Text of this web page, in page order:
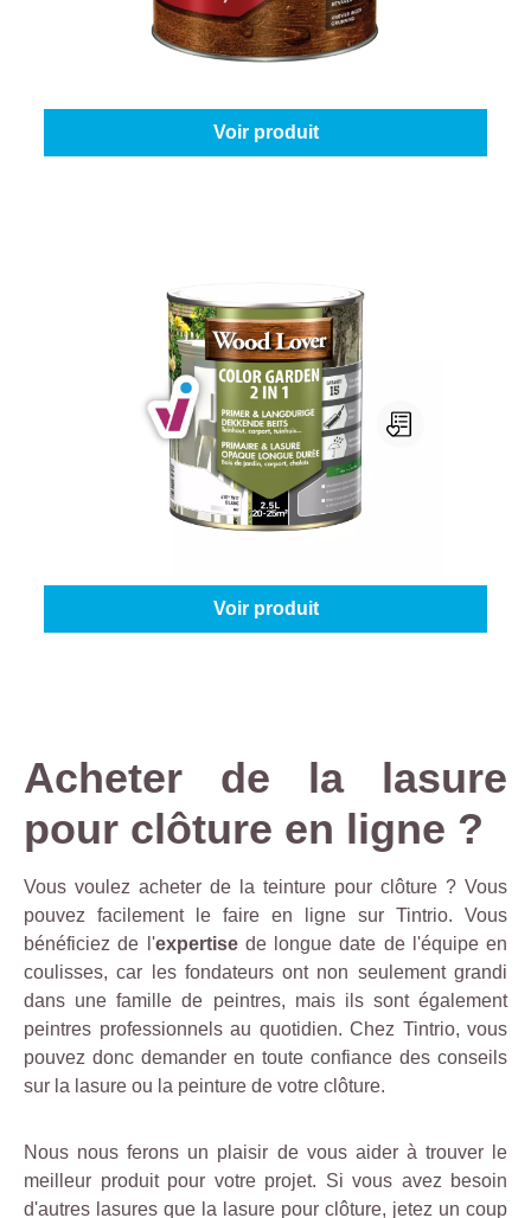
Contenu:1 l
Voir produit
Woodlover Color Garden 2 In 1
Couleur (WoodLover):410 - White
Voir produit
Acheter de la lasure
pour clôture en ligne ?
Vous voulez acheter de la teinture pour clôture ? Vous
pouvez facilement le faire en ligne sur Tintrio. Vous
bénéficiez de l'expertisede longue date de l'équipe en
coulisses, car les fondateurs ont non seulement grandi
dans une famille de peintres, mais ils sont également
peintres professionnels au quotidien. Chez Tintrio, vous
pouvez donc demander en toute confiance des conseils
sur la lasure ou la peinture de votre clôture.
Nous nous ferons un plaisir de vous aider à trouver le
meilleur produit pour votre projet. Si vous avez besoin
d'autres lasures que la lasure pour clôture, jetez un coup